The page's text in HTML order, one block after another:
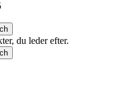
du leder efter.